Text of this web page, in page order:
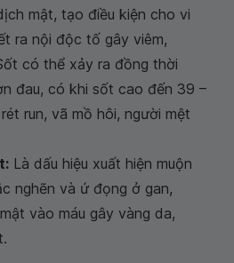
mật, tạo điều kiện cho vi
ra nội độc tố gây viêm,
có thể xảy ra đồng thời
đau, có khi sốt cao đến 39 –
run, vã mồ hôi, người mệt
Là dấu hiệu xuất hiện muộn
nghẽn và ứ đọng ở gan,
vào máu gây vàng da,